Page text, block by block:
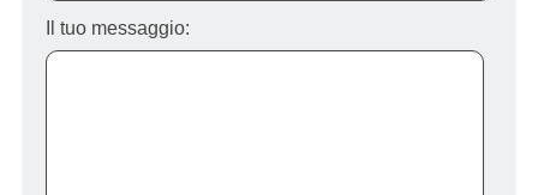
Il tuo messaggio: